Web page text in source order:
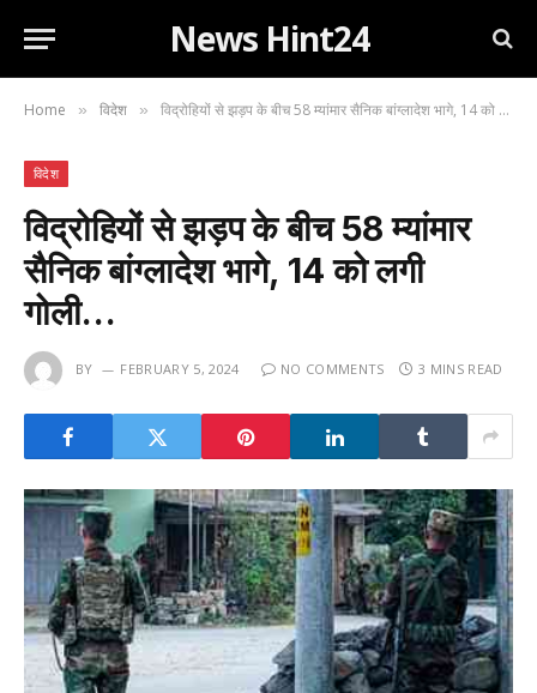
News Hint24
Home » विदेश » विद्रोहियों से झड़प के बीच 58 म्यांमार सैनिक बांग्लादेश भागे, 14 को लगी गोली…
विदेश
विद्रोहियों से झड़प के बीच 58 म्यांमार
सैनिक बांग्लादेश भागे, 14 को लगी
गोली…
BY FEBRUARY 5, 2024 NO COMMENTS 3 MINS READ